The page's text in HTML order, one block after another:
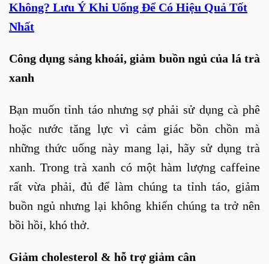
Không? Lưu Ý Khi Uống Để Có Hiệu Quả Tốt
Nhất
Công dụng sảng khoái, giảm buồn ngủ của lá trà
xanh
Bạn muốn tỉnh táo nhưng sợ phải sử dụng cà phê
hoặc nước tăng lực vì cảm giác bồn chồn mà
những thức uống này mang lại, hãy sử dụng trà
xanh. Trong trà xanh có một hàm lượng caffeine
rất vừa phải, đủ để làm chúng ta tỉnh táo, giảm
buồn ngủ nhưng lại không khiến chúng ta trở nên
bồi hồi, khó thở.
Giảm cholesterol & hỗ trợ giảm cân